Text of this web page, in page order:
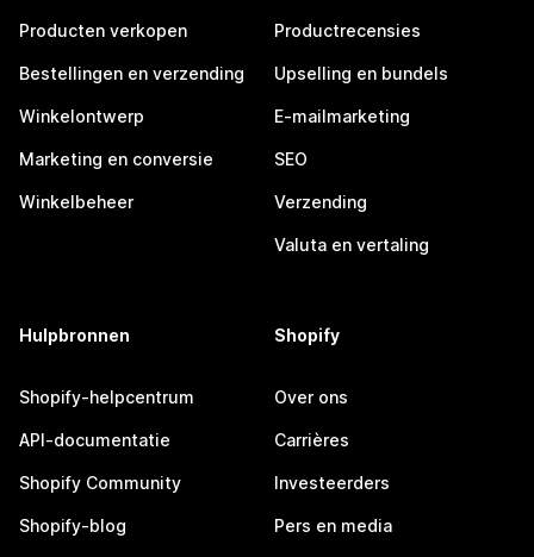
Producten verkopen
Bestellingen en verzending
Winkelontwerp
Marketing en conversie
Winkelbeheer
Productrecensies
Upselling en bundels
E-mailmarketing
SEO
Verzending
Valuta en vertaling
Hulpbronnen
Shopify-helpcentrum
API-documentatie
Shopify Community
Shopify-blog
Shopify
Over ons
Carrières
Investeerders
Pers en media